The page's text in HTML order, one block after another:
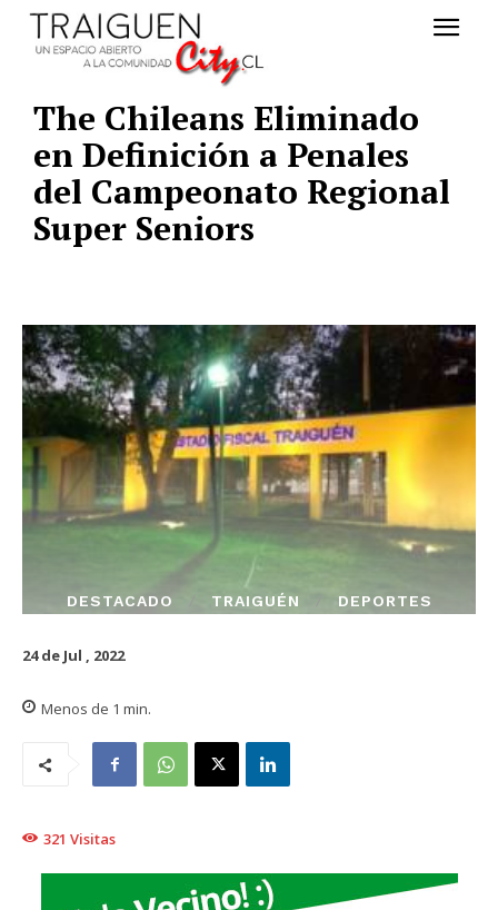
The Chileans Eliminado
en Definición a Penales
del Campeonato Regional
Super Seniors
DESTACADO TRAIGUÉN DEPORTES
24 de Jul , 2022
Menos de 1 min.
321 Visitas